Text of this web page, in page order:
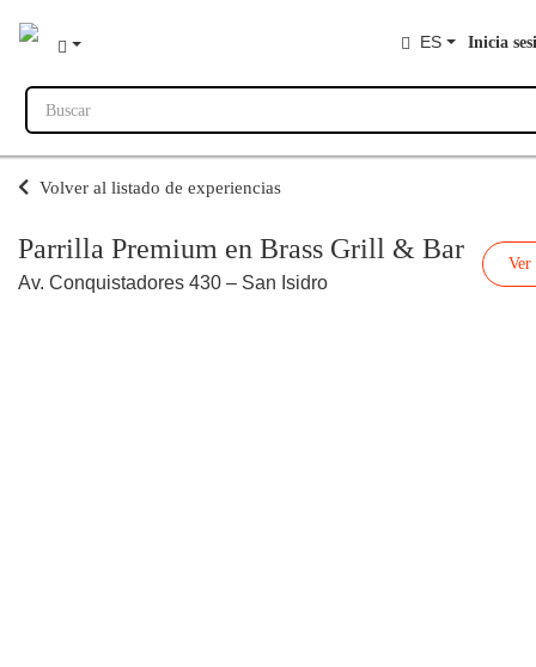
ES Inicia
Buscar
Volver al listado de experiencias
Parrilla Premium en Brass Grill & Bar
Av. Conquistadores 430 – San Isidro
Ver